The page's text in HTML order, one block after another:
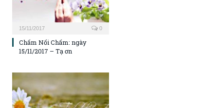
15/11/2017 0
Chấm Nối Chấm: ngày
15/11/2017 – Tạ ơn